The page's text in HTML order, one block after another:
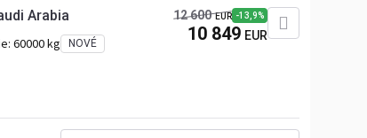
Arabia
60000 kg NOVÉ
12 600 EUR -13,9%
10 849 EUR